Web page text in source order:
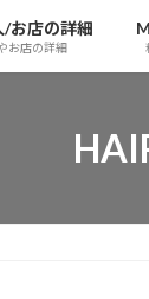
お店の詳細
お店の詳細